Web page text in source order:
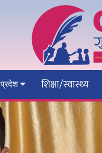
प्रदेश शिक्षा/स्वास्थ्य